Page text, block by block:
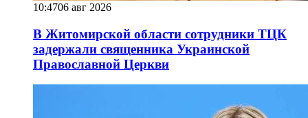
10:4706 авг 2026
В Житомирской области сотрудники ТЦК
задержали священника Украинской
Православной Церкви